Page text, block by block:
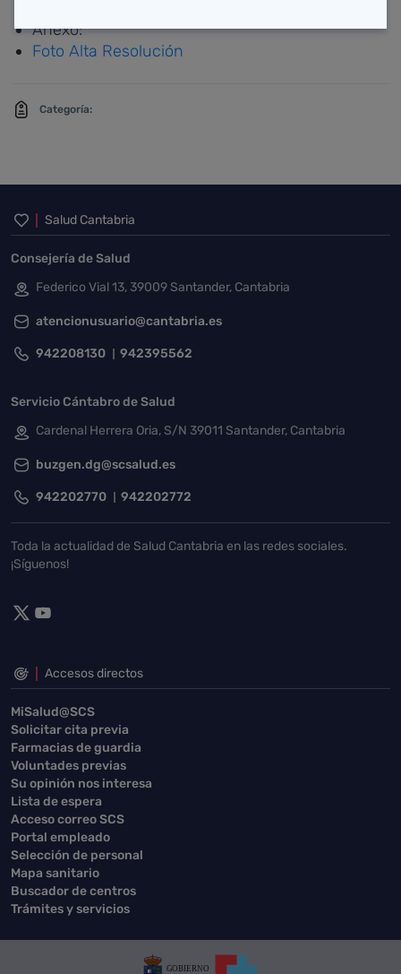
Anexo:
Foto Alta Resolución
Categoría:
Inicio del pie de página
Salud Cantabria
Consejería de Salud
Federico Vial 13, 39009 Santander, Cantabria
atencionusuario@cantabria.es
942208130 942395562
Servicio Cántabro de Salud
Cardenal Herrera Oria, S/N 39011 Santander, Cantabria
buzgen.dg@scsalud.es
942202770 942202772
Toda la actualidad de Salud Cantabria en las redes sociales.
¡Síguenos!
Accesos directos
MiSalud@SCS
Solicitar cita previa
Farmacias de guardia
Voluntades previas
Su opinión nos interesa
Lista de espera
Acceso correo SCS
Portal empleado
Selección de personal
Mapa sanitario
Buscador de centros
Trámites y servicios